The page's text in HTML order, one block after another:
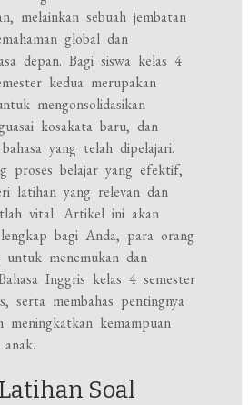
melainkan sebuah jembatan
global dan
depan. Bagi siswa kelas 4
kedua merupakan
mengonsolidasikan
kosakata baru, dan
yang telah dipelajari.
proses belajar yang efektif,
latihan yang relevan dan
vital. Artikel ini akan
bagi Anda, para orang
menemukan dan
Inggris kelas 4 semester
serta membahas pentingnya
meningkatkan kemampuan
Soal